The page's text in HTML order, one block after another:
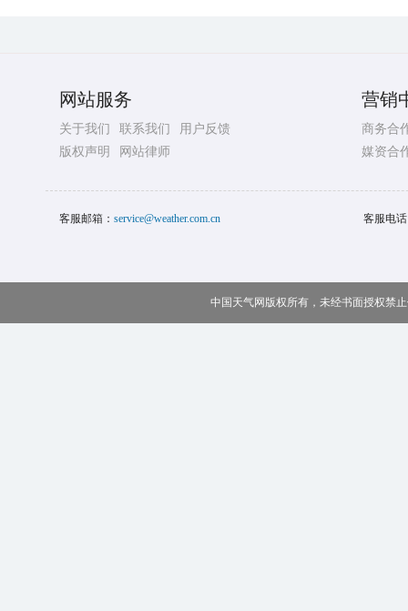
网站服务
关于我们 联系我们
用户反馈
版权声明
网站律师
营销
商务合
媒资合
客服邮箱： service@weather.com.cn 客服电
中国天气网版权所有，未经书面授权